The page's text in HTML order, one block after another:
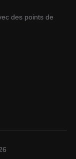
des points de